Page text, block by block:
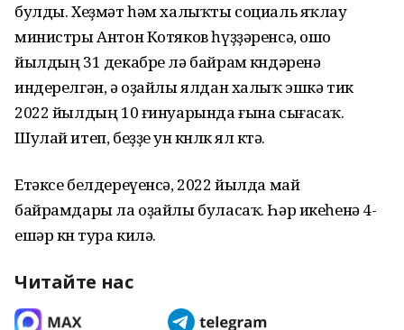
булды. Хеҙмәт һәм халыҡты социаль яҡлау
министры Антон Котяков һүҙҙәренсә, ошо
йылдың 31 декабре лә байрам көндәренә
индерелгән, ә оҙайлы ялдан халыҡ эшкә тик
2022 йылдың 10 ғинуарында ғына сығасаҡ.
Шулай итеп, беҙҙе ун көнлөк ял көтә.
Етәксе белдереүенсә, 2022 йылда май
байрамдары ла оҙайлы буласаҡ. Һәр икеһенә 4-
ешәр көн тура килә.
Читайте нас